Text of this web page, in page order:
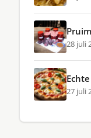
28 juli
27 juli